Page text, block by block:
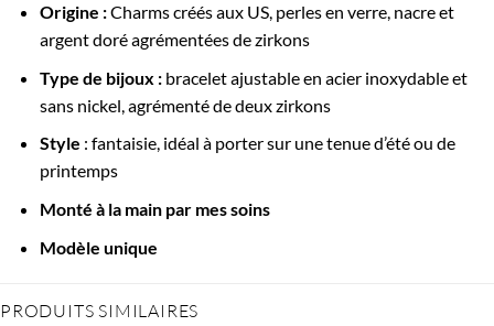
Origine :Charms créés aux US, perles en verre, nacre et
argent doré agrémentées de zirkons
Type de bijoux :bracelet ajustable en acier inoxydable et
sans nickel, agrémenté de deux zirkons
Style : fantaisie, idéal à porter sur une tenue d’été ou de
printemps
Monté à la main par mes soins
Modèle unique
PRODUITS SIMILAIRES